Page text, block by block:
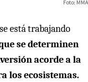
Foto: MMA
está trabajando
se determinen
acorde a la
los ecosistemas.